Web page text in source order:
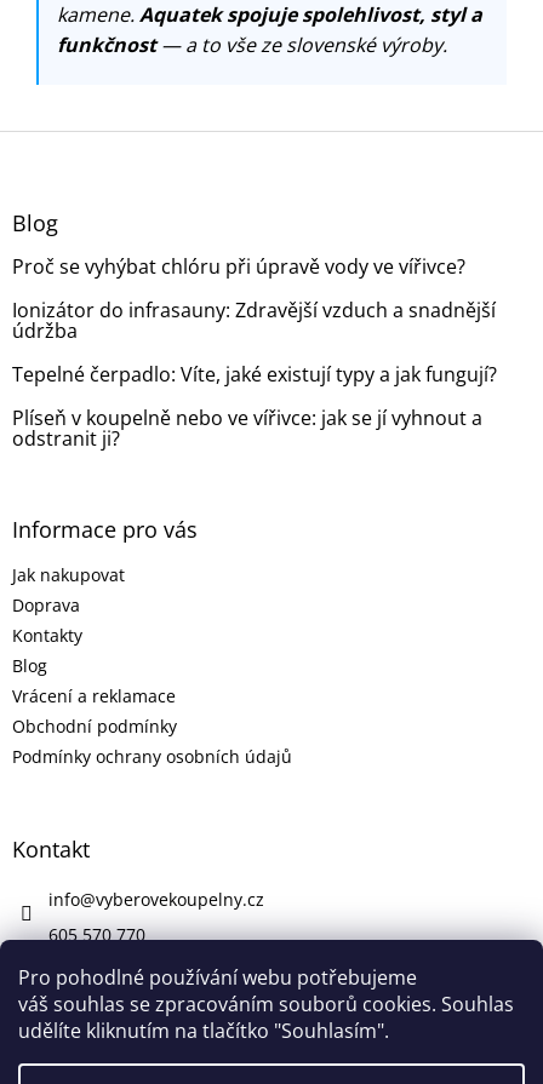
Pro pohodlné používání webu potřebujeme
váš souhlas se zpracováním souborů cookies. Souhlas
udělíte kliknutím na tlačítko "Souhlasím".
kamene.Aquatek spojuje spolehlivost, styl a
funkčnost— a to vše ze slovenské výroby.
Z
Blog
Proč se vyhýbat chlóru při úpravě vody ve vířivce?
Ionizátor do infrasauny: Zdravější vzduch a snadnější
údržba
Tepelné čerpadlo: Víte, jaké existují typy a jak fungují?
Plíseň v koupelně nebo ve vířivce: jak se jí vyhnout a
odstranit ji?
Informace pro vás
Jak nakupovat
Doprava
Kontakty
Blog
Vrácení a reklamace
Obchodní podmínky
Podmínky ochrany osobních údajů
Kontakt
info@vyberovekoupelny.cz
605 570 770
https://www.facebook.com/vyberovekoupelny/